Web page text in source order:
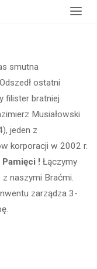
smutna
ostatni
filister bratniej
Musiałowski
jeden z
korporacji w 2002 r.
!Łączymy
z naszymi Braćmi.
zarządza 3-